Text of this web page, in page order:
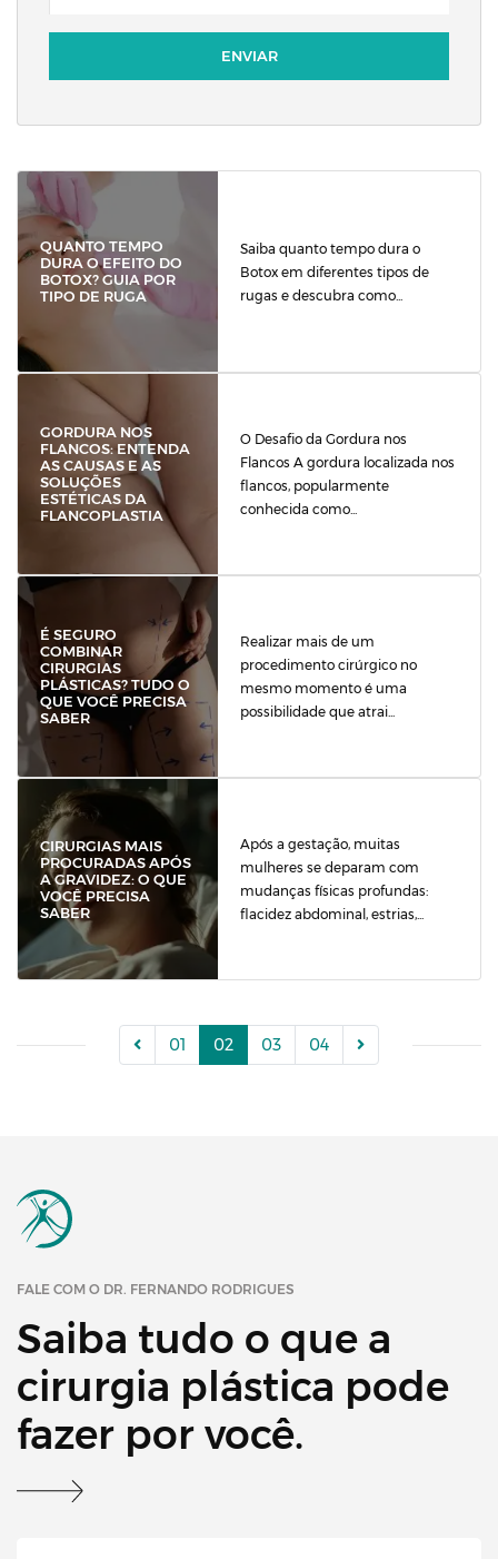
QUANTO TEMPO
DURA O EFEITO DO
BOTOX? GUIA POR
TIPO DE RUGA
Saiba quanto tempo dura o
Botox em diferentes tipos de
rugas e descubra como...
GORDURA NOS
FLANCOS: ENTENDA
AS CAUSAS E AS
SOLUÇÕES
ESTÉTICAS DA
FLANCOPLASTIA
O Desafio da Gordura nos
Flancos A gordura localizada nos
flancos, popularmente
conhecida como...
É SEGURO
COMBINAR
CIRURGIAS
PLÁSTICAS? TUDO O
QUE VOCÊ PRECISA
SABER
Realizar mais de um
procedimento cirúrgico no
mesmo momento é uma
possibilidade que atrai...
CIRURGIAS MAIS
PROCURADAS APÓS
A GRAVIDEZ: O QUE
VOCÊ PRECISA
SABER
Após a gestação, muitas
mulheres se deparam com
mudanças físicas profundas:
flacidez abdominal, estrias,...
01 02 03 04
FALE COM O DR. FERNANDO RODRIGUES
Saiba tudo o que a
cirurgia plástica pode
fazer por você.